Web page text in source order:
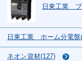
日東工業 ブ
日東工業 ホーム分電盤
ネオン資材(127)